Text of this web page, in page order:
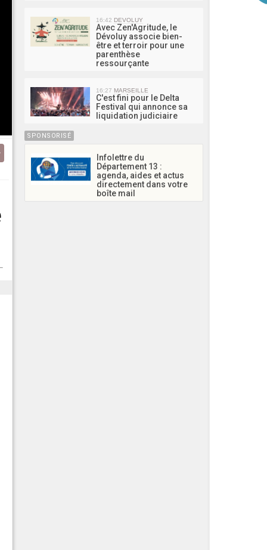
16:42 DEVOLUY
Avec Zen'Agritude, le
Dévoluy associe bien-
être et terroir pour une
parenthèse
ressourçante
16:27 MARSEILLE
C'est fini pour le Delta
Festival qui annonce sa
liquidation judiciaire
SPONSORISÉ
Infolettre du
Département 13 :
agenda, aides et actus
directement dans votre
boîte mail